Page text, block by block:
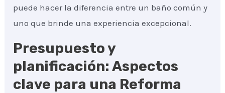
puede hacer la diferencia entre un baño común y
uno que brinde una experiencia excepcional.
Presupuesto y
planificación: Aspectos
clave para una Reforma